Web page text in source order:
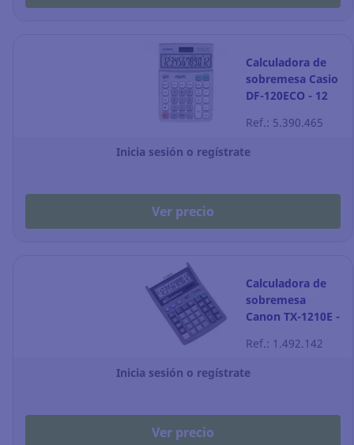
Calculadora de
sobremesa Casio
DF-120ECO - 12
reciclada
Ref.: 5.390.465
Inicia sesión o regístrate
Ver precio
Calculadora de
sobremesa
Canon TX-1210E -
Ref.: 1.492.142
Inicia sesión o regístrate
Ver precio